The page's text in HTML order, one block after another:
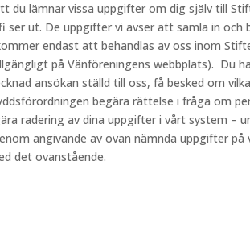
du lämnar vissa uppgifter om dig själv till
ut. De uppgifter vi avser att samla in och
endast att behandlas av oss inom
på Vänföreningens webbplats). Du
ansökan ställd till oss, få besked om
begära rättelse i fråga om
radering av dina uppgifter i vårt system
angivande av ovan nämnda uppgifter
det ovanstående.